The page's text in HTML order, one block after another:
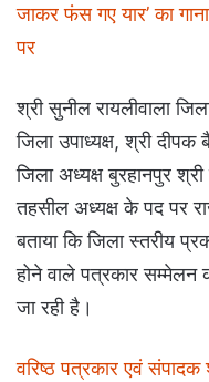
जाकर फंस गए यार’ का गाना
पर
श्री सुनील रायलीवाला
जिला उपाध्यक्ष, श्री दीपक
जिला अध्यक्ष बुरहानपुर
तहसील अध्यक्ष के पद पर
बताया कि जिला स्तरीय
होने वाले पत्रकार सम्मेलन
जा रही है।
वरिष्ठ पत्रकार एवं